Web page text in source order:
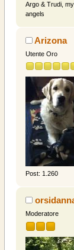
Argo & Trudi,
angels
Arizona
Utente Oro
Post: 1.260
Moderatore